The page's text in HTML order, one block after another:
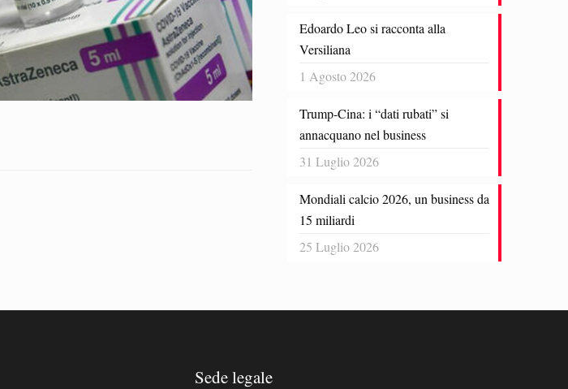
Edoardo Leo si racconta alla
Versiliana
1 Agosto 2026
Trump-Cina: i “dati rubati” si
annacquano nel business
31 Luglio 2026
Mondiali calcio 2026, un business da
15 miliardi
25 Luglio 2026
Sede legale